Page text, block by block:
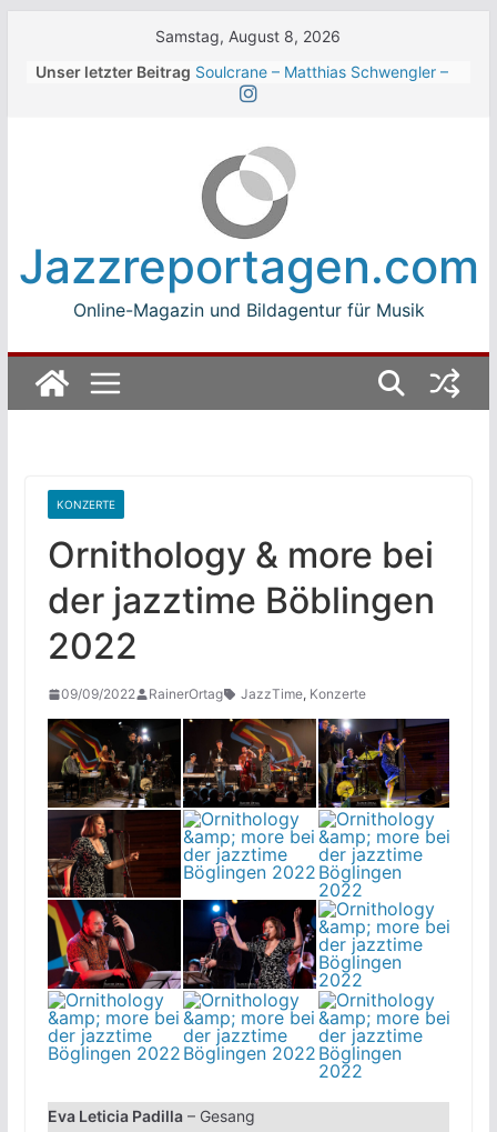
Samstag, August 8, 2026
Unser letzter Beitrag Soulcrane – Matthias Schwengler –
Walter Trout Band beim Winterbach
Zeltspektakel 2026
The Cinelli Brothers beim
Winterbach Zeltspektakel 2026
Jean-Michel Jarre bei den jazz open
Modena auf der Piazza Roma 2026
Jazzreportagen.com
Online-Magazin und Bildagentur für Musik
KONZERTE
Ornithology & more bei
der jazztime Böblingen
2022
09/09/2022 RainerOrtag JazzTime, Konzerte
Eva Leticia Padilla– Gesang